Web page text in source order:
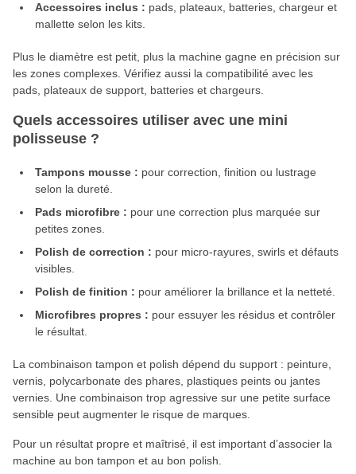
Accessoires inclus : pads, plateaux, batteries, chargeur et
mallette selon les kits.
Plus le diamètre est petit, plus la machine gagne en précision sur
les zones complexes. Vérifiez aussi la compatibilité avec les
pads, plateaux de support, batteries et chargeurs.
Quels accessoires utiliser avec une mini
polisseuse ?
Tampons mousse : pour correction, finition ou lustrage
selon la dureté.
Pads microfibre : pour une correction plus marquée sur
petites zones.
Polish de correction : pour micro-rayures, swirls et défauts
visibles.
Polish de finition : pour améliorer la brillance et la netteté.
Microfibres propres : pour essuyer les résidus et contrôler
le résultat.
La combinaison tampon et polish dépend du support : peinture,
vernis, polycarbonate des phares, plastiques peints ou jantes
vernies. Une combinaison trop agressive sur une petite surface
sensible peut augmenter le risque de marques.
Pour un résultat propre et maîtrisé, il est important d’associer la
machine au bon tampon et au bon polish.